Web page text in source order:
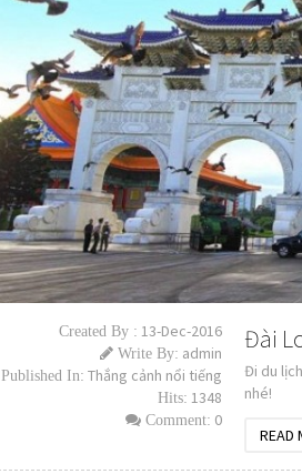
Created By : 13-Dec-2016
Write By: admin
Published In: Thắng cảnh nổi tiếng
Hits: 1348
Comment: 0
Đài
Đi du
nhé!
READ